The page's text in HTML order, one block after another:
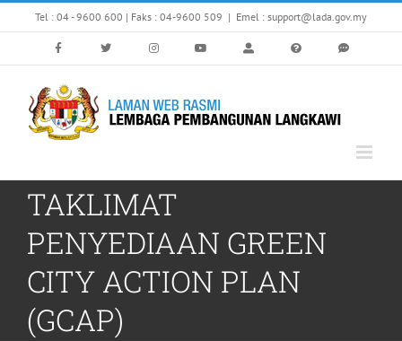
to
Tel : 04 - 9600 600 | Faks : 04-9600 509 | Emel : support@lada.gov.my
TAKLIMAT
PENYEDIAAN GREEN
CITY ACTION PLAN
(GCAP)